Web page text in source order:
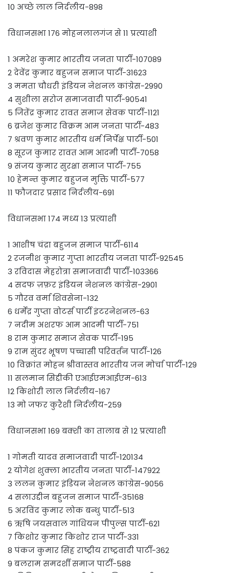
10 अच्छे लाल निर्दलीय-898
विधानसभा 176 मोहनलालगंज से 11 प्रत्याशी
1 अमरेश कुमार भारतीय जनता पार्टी-107089
2 देवेंद्र कुमार बहुजन समाज पार्टी-31623
3 ममता चौधरी इंडियन नेशनल कांग्रेस-2990
4 सुशीला सरोज समाजवादी पार्टी-90541
5 जितेंद्र कुमार रावत समाज सेवक पार्टी-1121
6 ब्रजेश कुमार विक्रम आम जनता पार्टी-483
7 श्रवण कुमार भारतीय धर्म निर्पेक्ष पार्टी-501
8 सूरज कुमार रावत आम आदमी पार्टी-7058
9 संजय कुमार सुरक्षा समाज पार्टी-755
10 हेमन्त कुमार बहुजन मुक्ति पार्टी-577
11 फौजदार प्रसाद निर्दलीय-691
विधानसभा 174 मध्य 13 प्रत्याशी
1 आशीष चंद्रा बहुजन समाज पार्टी-6114
2 रजनीश कुमार गुप्ता भारतीय जनता पार्टी-92545
3 रविदास मेहरोत्रा समाजवादी पार्टी-103366
4 सदफ ज़फ़र इंडियन नेशनल कांग्रेस-2901
5 गौरव वर्मा शिवसेना-132
6 धर्मेंद्र गुप्ता वोटर्स पार्टी इंटरनेशनल-63
7 नदीम अशरफ आम आदमी पार्टी-751
8 राम कुमार समाज सेवक पार्टी-195
9 राम सुंदर भूषण पच्चासी परिवर्तन पार्टी-126
10 विक्रांत मोहन श्रीवास्तव भारतीय जन मोर्चा पार्टी-129
11 सलमान सिद्दीकी एआईएमआईएम-613
12 किशोरी लाल निर्दलीय-167
13 मो जफर कुरैशी निर्दलीय-259
विधानसभा 169 बक्शी का तालाब से 12 प्रत्याशी
1 गोमती यादव समाजवादी पार्टी-120134
2 योगेश शुक्ला भारतीय जनता पार्टी-147922
3 ललन कुमार इंडियन नेशनल कांग्रेस-9056
4 सलाउद्दीन बहुजन समाज पार्टी-35168
5 अरविंद कुमार लोक बन्धु पार्टी-513
6 ऋषि जयसवाल गांधियन पीपुल्स पार्टी-621
7 किशोर कुमार किशोर राज पार्टी-331
8 पंकज कुमार सिंह राष्ट्रीय राष्ट्रवादी पार्टी-362
9 बलराम समदर्शी समाज पार्टी-588